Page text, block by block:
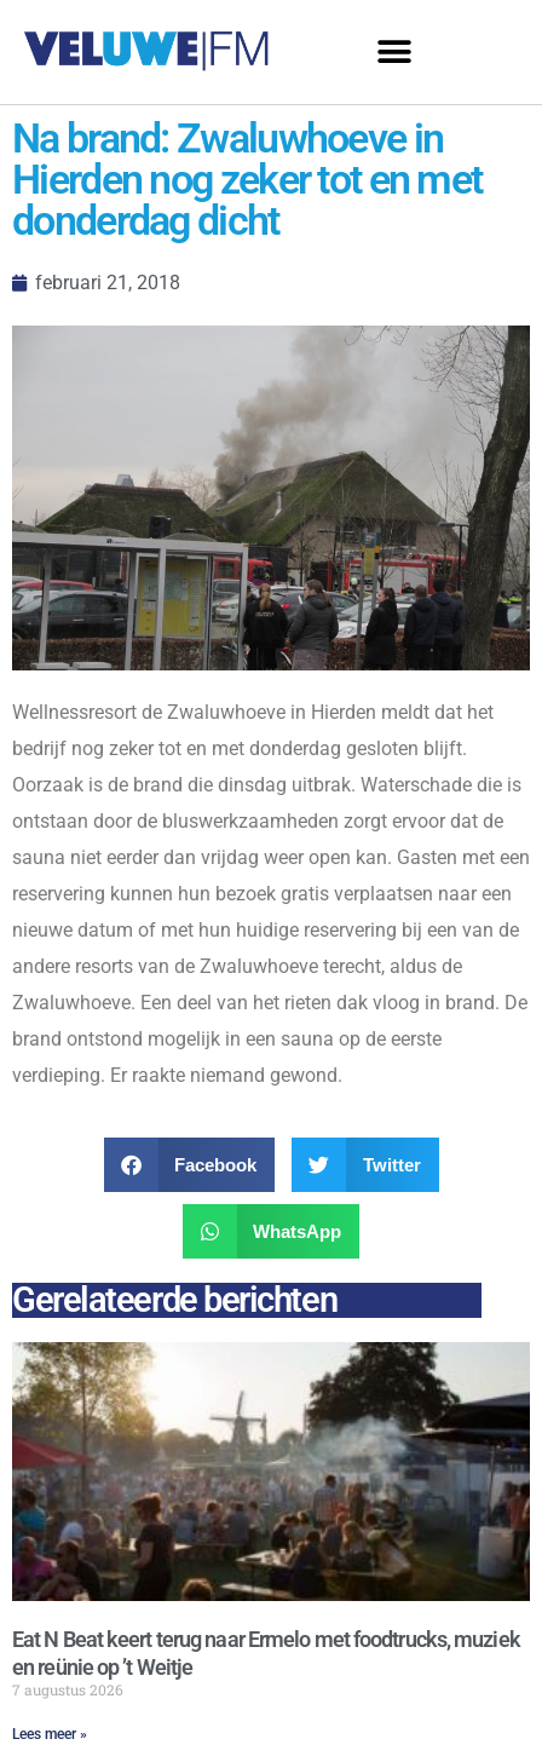
Na brand: Zwaluwhoeve in
Hierden nog zeker tot en met
donderdag dicht
februari 21, 2018
Wellnessresort de Zwaluwhoeve in Hierden meldt dat het
bedrijf nog zeker tot en met donderdag gesloten blijft.
Oorzaak is de brand die dinsdag uitbrak. Waterschade die is
ontstaan door de bluswerkzaamheden zorgt ervoor dat de
sauna niet eerder dan vrijdag weer open kan. Gasten met een
reservering kunnen hun bezoek gratis verplaatsen naar een
nieuwe datum of met hun huidige reservering bij een van de
andere resorts van de Zwaluwhoeve terecht, aldus de
Zwaluwhoeve. Een deel van het rieten dak vloog in brand. De
brand ontstond mogelijk in een sauna op de eerste
verdieping. Er raakte niemand gewond.
Facebook Twitter
WhatsApp
Gerelateerde berichten
Eat N Beat keert terug naar Ermelo met foodtrucks, muziek
en reünie op ’t Weitje
7 augustus 2026
Lees meer »